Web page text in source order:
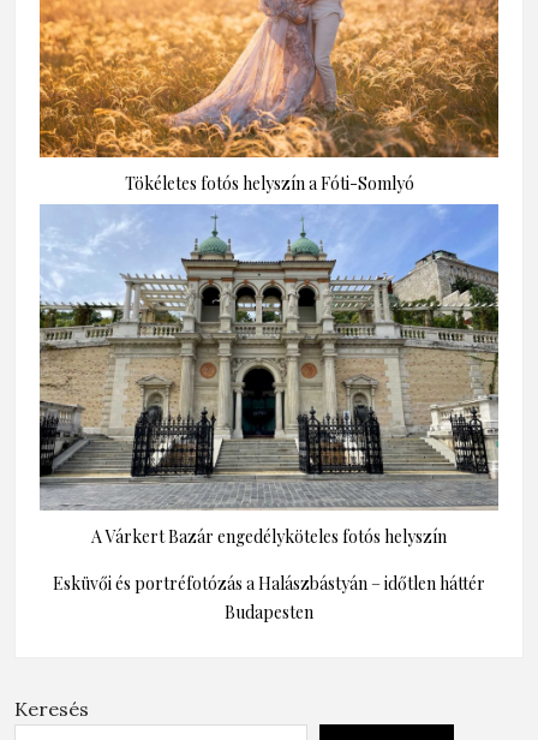
Tökéletes fotós helyszín a Fóti-Somlyó
A Várkert Bazár engedélyköteles fotós helyszín
Esküvői és portréfotózás a Halászbástyán – időtlen háttér
Budapesten
Keresés